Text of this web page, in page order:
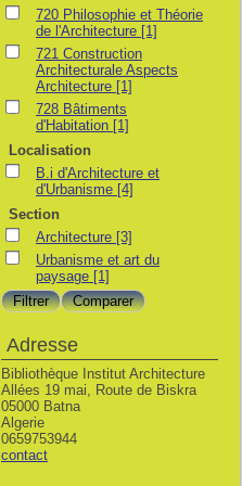
720 Philosophie et Théorie
de l'Architecture [1]
721 Construction
Architecturale Aspects
Architecture [1]
728 Bâtiments
d'Habitation [1]
Localisation
B.i d'Architecture et
d'Urbanisme [4]
Section
Architecture [3]
Urbanisme et art du
paysage [1]
Adresse
Bibliothèque Institut Architecture
Allées 19 mai, Route de Biskra
05000 Batna
Algerie
0659753944
contact